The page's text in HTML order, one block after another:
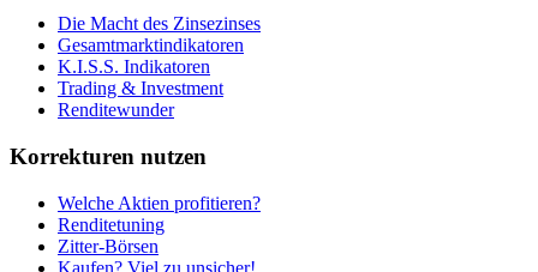
Die Macht des Zinsezinses
Gesamtmarktindikatoren
K.I.S.S. Indikatoren
Trading & Investment
Renditewunder
Korrekturen nutzen
Welche Aktien profitieren?
Renditetuning
Zitter-Börsen
Kaufen? Viel zu unsicher!